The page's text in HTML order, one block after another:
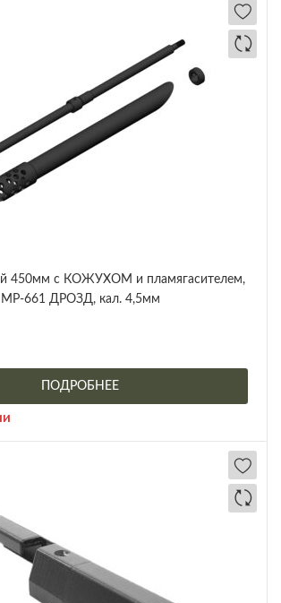
450мм с КОЖУХОМ и пламягасителем,
МР-661 ДРОЗД, кал. 4,5мм
ПОДРОБНЕЕ